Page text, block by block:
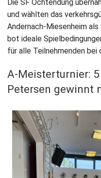
Die SF Ochtendung
und wählten das
Andernach-Miesenheim
bot ideale
für alle Teilnehmenden bei
A-Meisterturnier:
Petersen gewinnt